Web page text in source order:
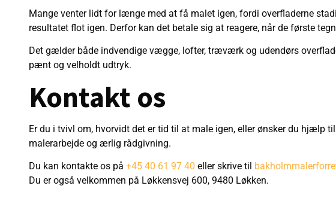
Mange venter lidt for længe med at få malet igen, fordi overfladerne
resultatet flot igen. Derfor kan det betale sig at reagere, når de første
Det gælder både indvendige vægge, lofter, træværk og udendørs
pænt og velholdt udtryk.
Kontakt os
Er du i tvivl om, hvorvidt det er tid til at male igen, eller ønsker du
malerarbejde og ærlig rådgivning.
Du kan kontakte os på +45 40 61 97 40 eller skrive til
Du er også velkommen på Løkkensvej 600, 9480 Løkken.